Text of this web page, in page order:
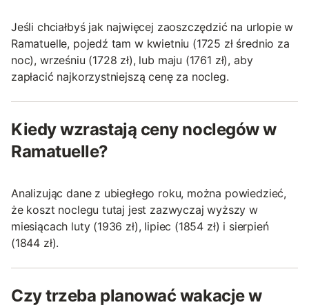
Jeśli chciałbyś jak najwięcej zaoszczędzić na urlopie w
Ramatuelle, pojedź tam w kwietniu (1725 zł średnio za
noc), wrześniu (1728 zł), lub maju (1761 zł), aby
zapłacić najkorzystniejszą cenę za nocleg.
Kiedy wzrastają ceny noclegów w
Ramatuelle?
Analizując dane z ubiegłego roku, można powiedzieć,
że koszt noclegu tutaj jest zazwyczaj wyższy w
miesiącach luty (1936 zł), lipiec (1854 zł) i sierpień
(1844 zł).
Czy trzeba planować wakacje w